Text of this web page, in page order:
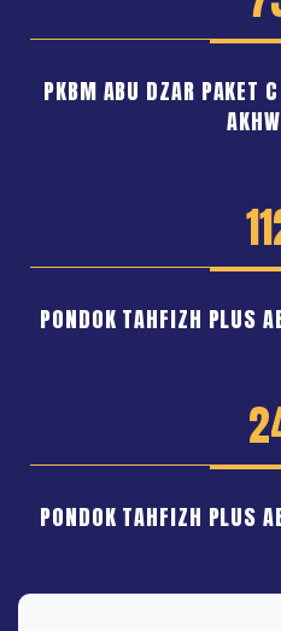
PKBM ABU DZAR PAKET
PONDOK TAHFIZH PLUS
PONDOK TAHFIZH PLUS